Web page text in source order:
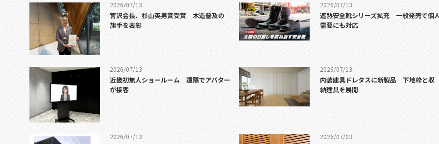
2026/07/13
宮沢会長、杉山英男賞受賞 木造普及の
旗手を表彰
2026/07/13
遮熱安全靴シリーズ拡充 一般発売で個
需要にも対応
2026/07/13
近畿初無人ショールーム 遠隔でアバター
が接客
2026/07/13
内装建具ドレタスに新製品 下地枠と収
納建具を展開
2026/07/13 2026/07/03